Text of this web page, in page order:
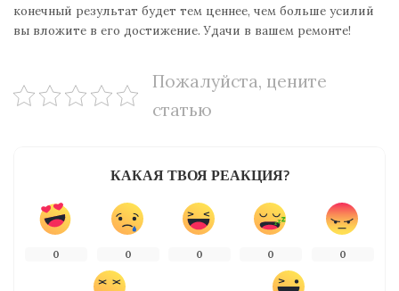
конечный результат будет тем ценнее, чем больше усилий
вы вложите в его достижение. Удачи в вашем ремонте!
Пожалуйста, цените
статью
КАКАЯ ТВОЯ РЕАКЦИЯ?
0 0 0 0 0